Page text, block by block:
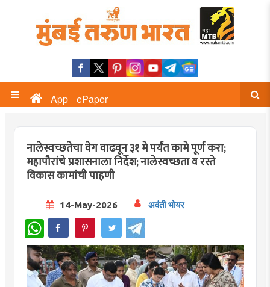
App ePaper
नालेस्वच्छतेचा वेग वाढवून ३१ मे पर्यंत कामे पूर्ण करा;
महापौरांचे प्रशासनाला निर्देश; नालेस्वच्छता व रस्ते
विकास कामांची पाहणी
14-May-2026 अवंती भोयर
WhatsApp